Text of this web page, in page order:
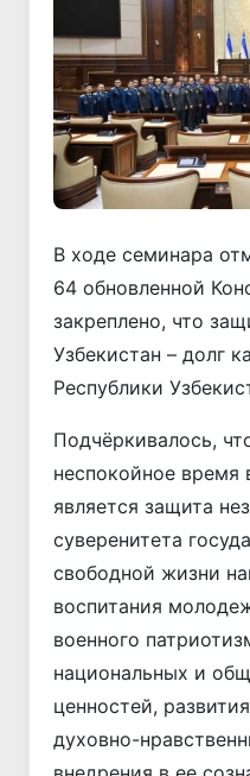
В ходе семинара
64 обновленной
закреплено, что
Узбекистан – долг
Республики
Подчёркивалось,
неспокойное время
является защита
суверенитета
свободной жизни
воспитания
военного
национальных и
ценностей,
духовно-